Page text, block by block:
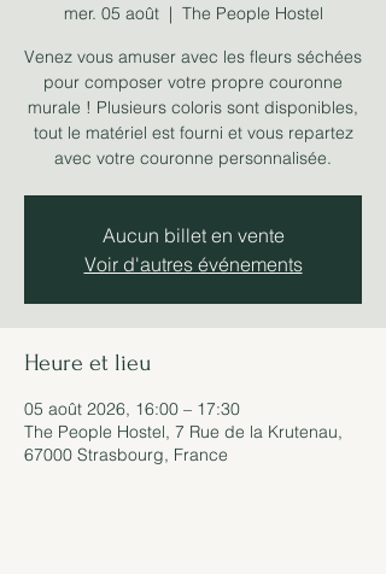
mer. 05 août
  |
The People Hostel
Venez vous amuser avec les fleurs séchées
pour composer votre propre couronne
murale ! Plusieurs coloris sont disponibles,
tout le matériel est fourni et vous repartez
avec votre couronne personnalisée.
Aucun billet en vente
Voir d'autres événements
Heure et lieu
05 août 2026, 16:00 – 17:30
The People Hostel, 7 Rue de la Krutenau,
67000 Strasbourg, France